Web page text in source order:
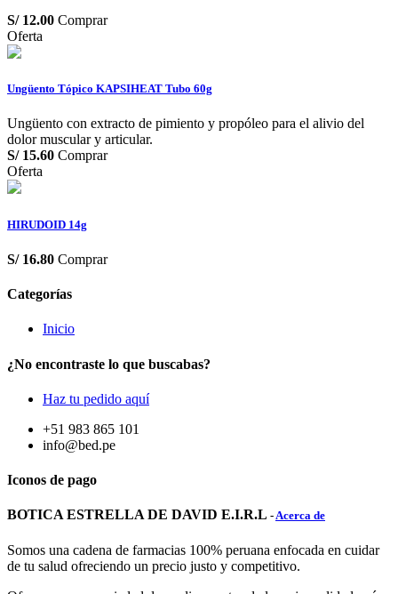
S/ 12.00 Comprar
Oferta
Ungüento Tópico KAPSIHEAT Tubo 60g
Ungüento con extracto de pimiento y propóleo para el alivio del
dolor muscular y articular.
S/ 15.60 Comprar
Oferta
HIRUDOID 14g
S/ 16.80 Comprar
Categorías
Inicio
¿No encontraste lo que buscabas?
Haz tu pedido aquí
+51 983 865 101
info@bed.pe
Iconos de pago
BOTICA ESTRELLA DE DAVID E.I.R.L -Acerca de
Somos una cadena de farmacias 100% peruana enfocada en cuidar
de tu salud ofreciendo un precio justo y competitivo.